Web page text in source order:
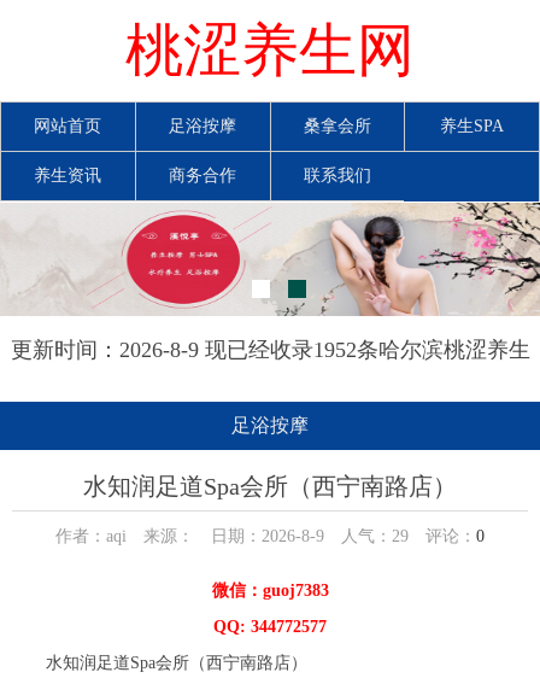
桃涩养生网
网站首页 足浴按摩 桑拿会所 养生SPA
养生资讯 商务合作 联系我们
更新时间：2026-8-9 现已经收录1952条哈尔滨桃涩养生
足浴按摩
水知润足道Spa会所（西宁南路店）
作者：aqi 来源： 日期：2026-8-9 人气： 29 评论： 0
微信：guoj7383
QQ: 344772577
水知润足道Spa会所（西宁南路店）